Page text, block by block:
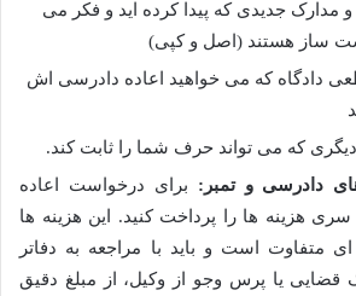
مدارک جدیدی که پیدا کرده اید و فکر می
ساز هستند (اصل و کپی)
دادگاه که می خواهید اعاده دادرسی اش
که می تواند حرف شما را ثابت کند.
دادرسی و تمبر: برای درخواست اعاده
هزینه ها را پرداخت کنید. این هزینه ها
متفاوت است و باید با مراجعه به دفاتر
قضایی یا پرس وجو از وکیل، از مبلغ دقیق